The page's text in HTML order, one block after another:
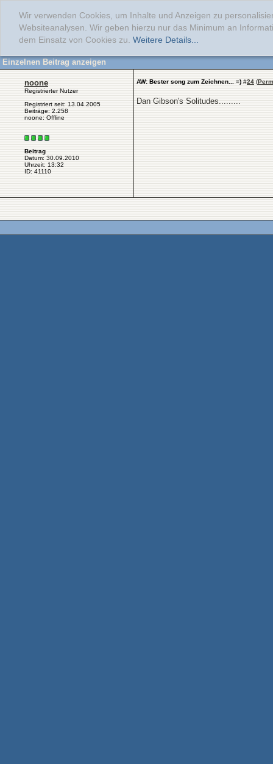
Wir verwenden Cookies, um Inhalte und Anzeigen zu
Websiteanalysen. Wir geben hierzu nur das Minimum an
dem Einsatz von Cookies zu. Weitere Details...
Einzelnen Beitrag anzeigen
noone
Registrierter Nutzer
Registriert seit: 13.04.2005
Beiträge: 2.258
noone: Offline
Beitrag
Datum: 30.09.2010
Uhrzeit: 13:32
ID: 41110
AW: Bester song zum Zeichnen... =) #24 (
Dan Gibson's Solitudes.........